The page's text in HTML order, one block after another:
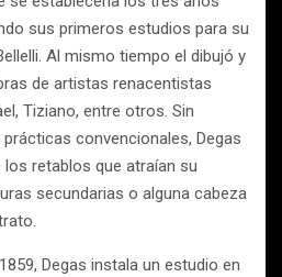
sus primeros estudios para su
Al mismo tiempo el dibujó y
de artistas renacentistas
Tiziano, entre otros. Sin
convencionales, Degas
retablos que atraían su
secundarias o alguna cabeza
Degas instala un estudio en